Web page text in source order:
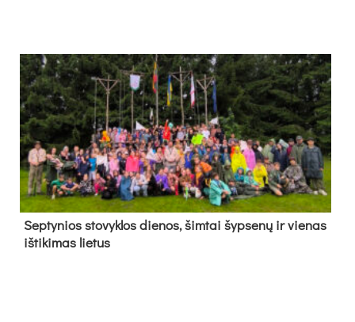
Sep­ty­nios sto­vyk­los die­nos, šim­tai šyp­se­nų ir vie­nas
iš­ti­ki­mas lie­tus